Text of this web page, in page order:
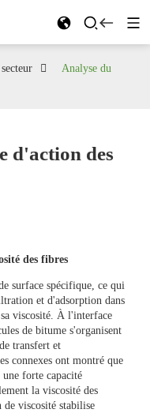
Analyse du
d'action des
des fibres
surface spécifique, ce qui
et d'adsorption dans
viscosité. À l'interface
de bitume s'organisent
transfert et
connexes ont montré que
une forte capacité
la viscosité des
de viscosité stabilise